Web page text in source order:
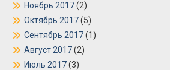
Ноябрь 2017(2)
Октябрь 2017(5)
Сентябрь 2017(1)
Август 2017(2)
Июль 2017(3)